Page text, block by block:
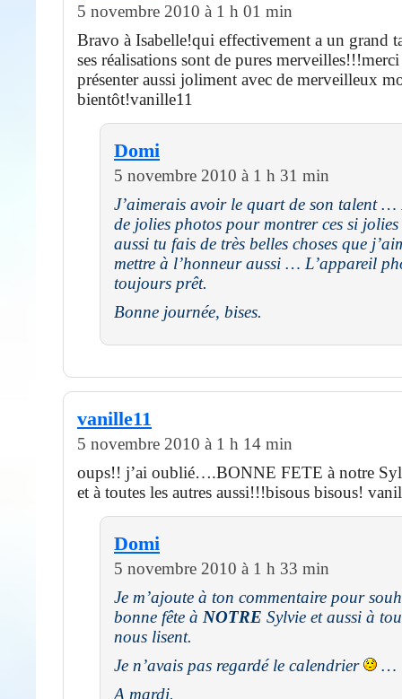
5 novembre 2010 à 1 h 01 min
Bravo à Isabelle!qui effectivement a un grand
ses réalisations sont de pures
présenter aussi joliment avec de merveilleux
bientôt!vanille11
Domi
5 novembre 2010 à 1 h 31 min
J’aimerais avoir le quart de son talent
de jolies photos pour montrer ces si jolies
aussi tu fais de très belles choses que
mettre à l’honneur aussi … L’appareil
toujours prêt.
Bonne journée, bises.
vanille11
5 novembre 2010 à 1 h 14 min
oups!! j’ai oublié….BONNE FETE à notre
et à toutes les autres aussi!!!bisous bisous!
Domi
5 novembre 2010 à 1 h 33 min
Je m’ajoute à ton commentaire pour
bonne fête à NOTRE Sylvie et aussi à
nous lisent.
Je n’avais pas regardé le calendrier
…
A mardi.